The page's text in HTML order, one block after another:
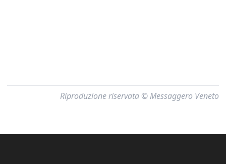
Riproduzione riservata © Messaggero Veneto